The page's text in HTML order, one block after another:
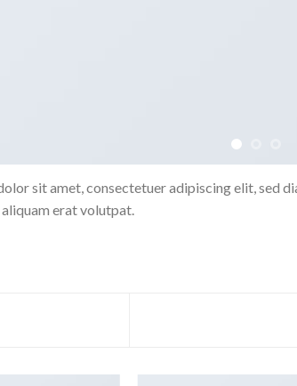
sit amet, consectetuer adipiscing elit, sed
erat volutpat.